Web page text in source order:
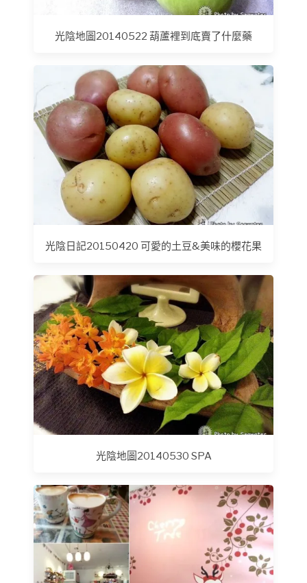
光陰地圖20140522 葫蘆裡到底賣了什麼藥
光陰日記20150420 可愛的土豆&美味的櫻花果
光陰地圖20140530 SPA